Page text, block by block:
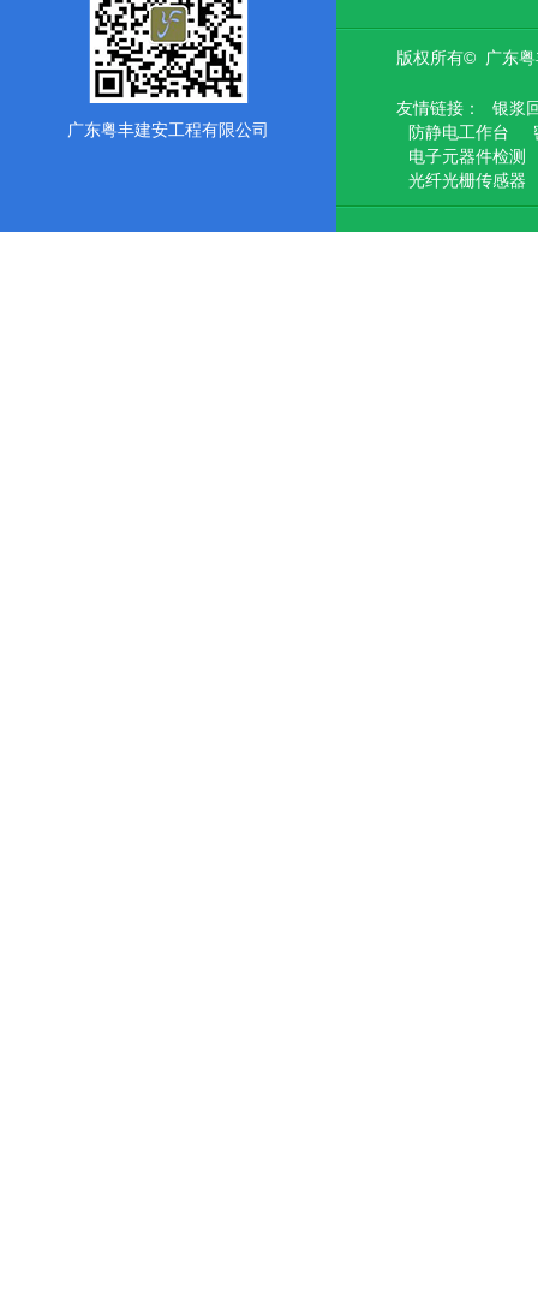
车间中央空调工程安装需要注意哪些？...
​车间中央空调工程安装不当，制冷效果差，能耗高，使
广东粤丰建安工程有限公司
版权所有© 广东
友情链接：
银浆
防静电工作台
电子元器件检测
光纤光栅传感器